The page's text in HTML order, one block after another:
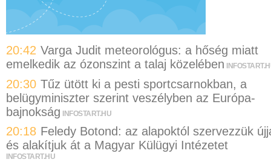
20:42 Varga Judit meteorológus: a hőség miatt
emelkedik az ózonszint a talaj közelében
20:30 Tűz ütött ki a pesti sportcsarnokban, a
belügyminiszter szerint veszélyben az Európa-
bajnokság INFOSTART.HU
20:18 Feledy Botond: az alapoktól szervezzük
és alakítjuk át a Magyar Külügyi Intézetet
INFOSTART.HU